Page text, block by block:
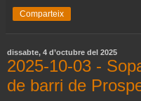
Comparteix
dissabte, 4 d’octubre del 2025
2025-10-03 -
de barri de